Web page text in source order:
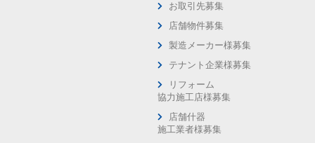
お取引先募集
店舗物件募集
製造メーカー様募集
テナント企業様募集
リフォーム
協力施工店様募集
店舗什器
施工業者様募集